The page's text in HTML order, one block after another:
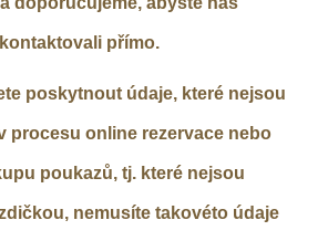
kontaktovali přímo.
poskytnout údaje, které nejsou
procesu online rezervace nebo
poukazů, tj. které nejsou
nemusíte takovéto údaje